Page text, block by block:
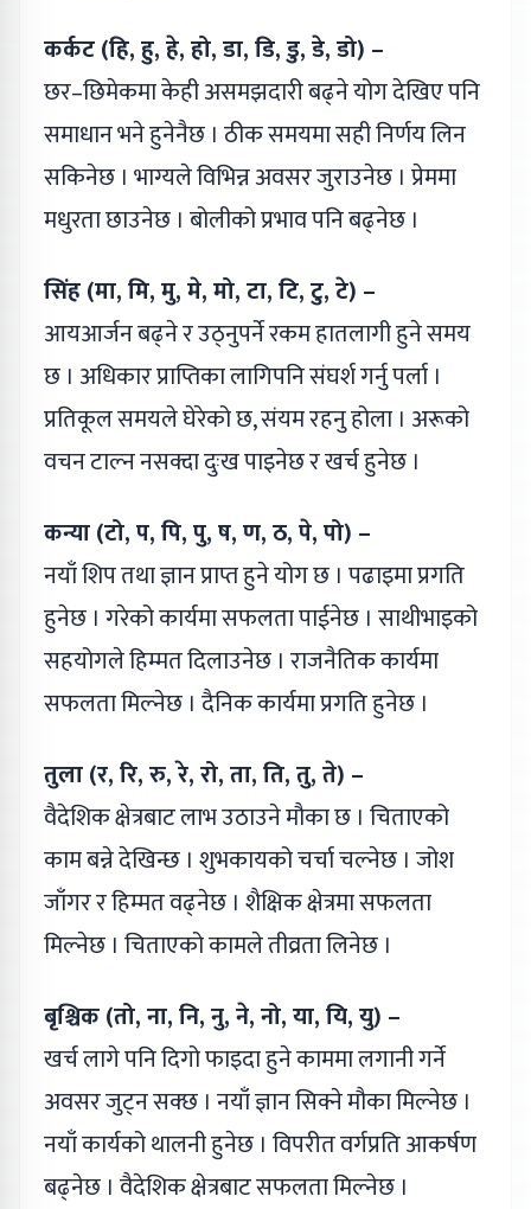
कर्कट (हि, हु, हे, हो, डा, डि, डु, डे, डो) –
छर–छिमेकमा केही असमझदारी बढ्ने योग देखिए पनि
समाधान भने हुनेनैछ । ठीक समयमा सही निर्णय लिन
सकिनेछ । भाग्यले विभिन्न अवसर जुराउनेछ । प्रेममा
मधुरता छाउनेछ । बोलीको प्रभाव पनि बढ्नेछ ।
सिंह (मा, मि, मु, मे, मो, टा, टि, टु, टे) –
आयआर्जन बढ्ने र उठ्नुपर्ने रकम हातलागी हुने समय
छ । अधिकार प्राप्तिका लागिपनि संघर्श गर्नु पर्ला ।
प्रतिकूल समयले घेरेको छ, संयम रहनु होला । अरूको
वचन टाल्न नसक्दा दुःख पाइनेछ र खर्च हुनेछ ।
कन्या (टो, प, पि, पु, ष, ण, ठ, पे, पो) –
नयाँ शिप तथा ज्ञान प्राप्त हुने योग छ । पढाइमा प्रगति
हुनेछ । गरेको कार्यमा सफलता पाईनेछ । साथीभाइको
सहयोगले हिम्मत दिलाउनेछ । राजनैतिक कार्यमा
सफलता मिल्नेछ । दैनिक कार्यमा प्रगति हुनेछ ।
तुला (र, रि, रु, रे, रो, ता, ति, तु, ते) –
वैदेशिक क्षेत्रबाट लाभ उठाउने मौका छ । चिताएको
काम बन्ने देखिन्छ । शुभकायको चर्चा चल्नेछ । जोश
जाँगर र हिम्मत वढ्नेछ । शैक्षिक क्षेत्रमा सफलता
मिल्नेछ । चिताएको कामले तीव्रता लिनेछ ।
बृश्चिक (तो, ना, नि, नु, ने, नो, या, यि, यु) –
खर्च लागे पनि दिगो फाइदा हुने काममा लगानी गर्ने
अवसर जुट्न सक्छ । नयाँ ज्ञान सिक्ने मौका मिल्नेछ ।
नयाँ कार्यको थालनी हुनेछ । विपरीत वर्गप्रति आकर्षण
बढ्नेछ । वैदेशिक क्षेत्रबाट सफलता मिल्नेछ ।